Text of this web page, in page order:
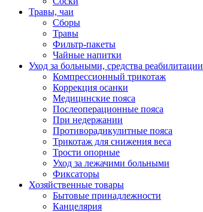
Травы, чаи
Сборы
Травы
Фильтр-пакеты
Чайные напитки
Уход за больными, средства реабилитации
Компрессионный трикотаж
Коррекция осанки
Медицинские пояса
Послеоперационные пояса
При недержании
Противорадикулитные пояса
Трикотаж для снижения веса
Трости опорные
Уход за лежачими больными
Фиксаторы
Хозяйственные товары
Бытовые принадлежности
Канцелярия